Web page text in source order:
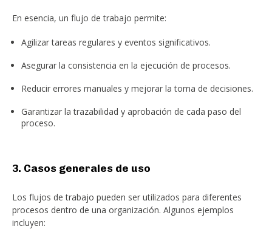
En esencia, un flujo de trabajo permite:
Agilizar tareas regulares y eventos significativos.
Asegurar la consistencia en la ejecución de procesos.
Reducir errores manuales y mejorar la toma de decisiones.
Garantizar la trazabilidad y aprobación de cada paso del
proceso.
3. Casos generales de uso
Los flujos de trabajo pueden ser utilizados para diferentes
procesos dentro de una organización. Algunos ejemplos
incluyen: